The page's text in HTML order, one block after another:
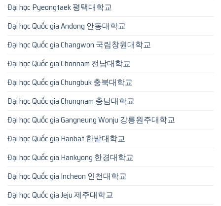
Đại học Pyeongtaek 평택대학교
Đại học Quốc gia Andong 안동대학교
Đại học Quốc gia Changwon 국립창원대학교
Đại học Quốc gia Chonnam 전남대학교
Đại học Quốc gia Chungbuk 충북대학교
Đại học Quốc gia Chungnam 충남대학교
Đại học Quốc gia Gangneung Wonju 강릉원주대학교
Đại học Quốc gia Hanbat 한밭대학교
Đại học Quốc gia Hankyong 한경대학교
Đại học Quốc gia Incheon 인천대학교
Đại học Quốc gia Jeju 제주대학교